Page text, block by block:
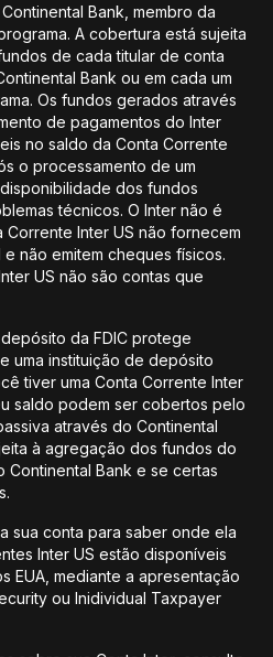
Bank, membro da
A cobertura está sujeita
de cada titular de conta
Bank ou em cada um
Os fundos gerados através
de pagamentos do Inter
no saldo da Conta Corrente
o processamento de um
dos fundos
técnicos. O Inter não é
Corrente Inter US não fornecem
não emitem cheques físicos.
US não são contas que
da FDIC protege
uma instituição de depósito
tiver uma Conta Corrente Inter
saldo podem ser cobertos pelo
através do Continental
à agregação dos fundos do
Continental Bank e se certas
sua conta para saber onde ela
Inter US estão disponíveis
EUA, mediante a apresentação
ou Inidividual Taxpayer